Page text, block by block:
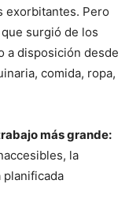
exorbitantes. Pero
surgió de los
a disposición desde
comida, ropa,
más grande:
la
planificada